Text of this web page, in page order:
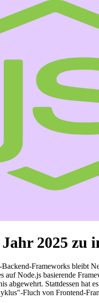
2025 zu
Frameworks bleibt
auf Node.js basierende
abgewehrt. Stattdessen
Fluch von Frontend-